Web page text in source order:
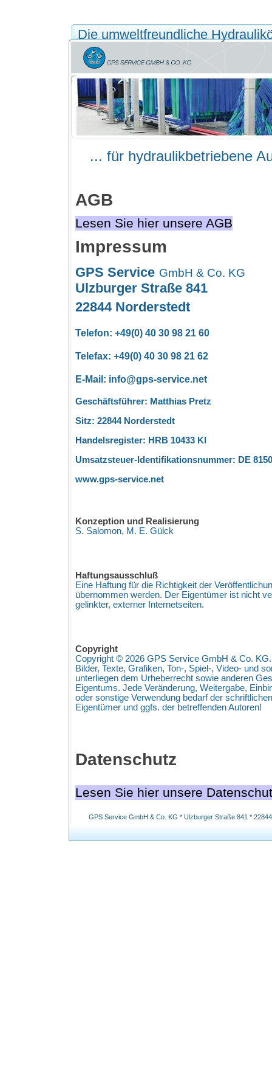
Die umweltfreundliche
... für hydraulikbetriebene
AGB
Lesen Sie hier unsere AGB
Impressum
GPS Service GmbH & Co. KG
Ulzburger Straße 841
22844 Norderstedt
Telefon: +49(0) 40 30 98 21 60
Telefax: +49(0) 40 30 98 21 62
E-Mail: info@gps-service.net
Geschäftsführer: Matthias Pretz
Sitz: 22844 Norderstedt
Handelsregister: HRB 10433 KI
Umsatzsteuer-Identifikationsnummer: DE
www.gps-service.net
Konzeption und Realisierung
S. Salomon, M. E. Gülck
Haftungsausschluß
Eine Haftung für die Richtigkeit der
übernommen werden. Der Eigentümer ist nicht
gelinkter, externer Internetseiten.
Copyright
Copyright © 2026 GPS Service GmbH & Co.
Bilder, Texte, Grafiken, Ton-, Spiel-, Video- und
unterliegen dem Urheberrecht sowie anderen
Eigentums. Jede Veränderung, Weitergabe,
oder sonstige Verwendung bedarf der
Eigentümer und ggfs. der betreffenden Autoren!
Datenschutz
Lesen Sie hier unsere
GPS Service GmbH & Co. KG * Ulzburger Straße 841 *